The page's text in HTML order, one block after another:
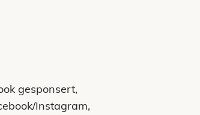
gesponsert,
Instagram,